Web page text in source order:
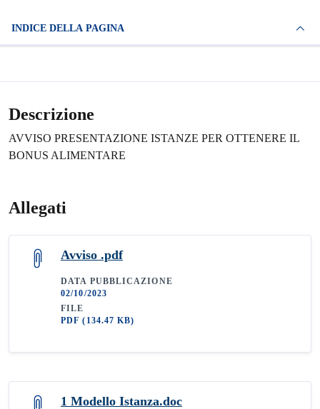
INDICE DELLA PAGINA
Descrizione
AVVISO PRESENTAZIONE ISTANZE PER OTTENERE IL
BONUS ALIMENTARE
Allegati
Avviso .pdf
DATA PUBBLICAZIONE
02/10/2023
FILE
PDF(134.47 KB)
1 Modello Istanza.doc